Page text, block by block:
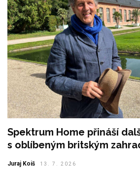
Spektrum Home přináší
s oblíbeným britským
Juraj Koiš 13. 7. 2026